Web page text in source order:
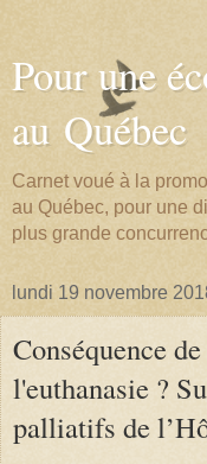
Pour une
au Québec
Carnet voué à la
au Québec, pour une
plus grande
lundi 19 novembre
Conséquence
l'euthanasie ?
palliatifs de